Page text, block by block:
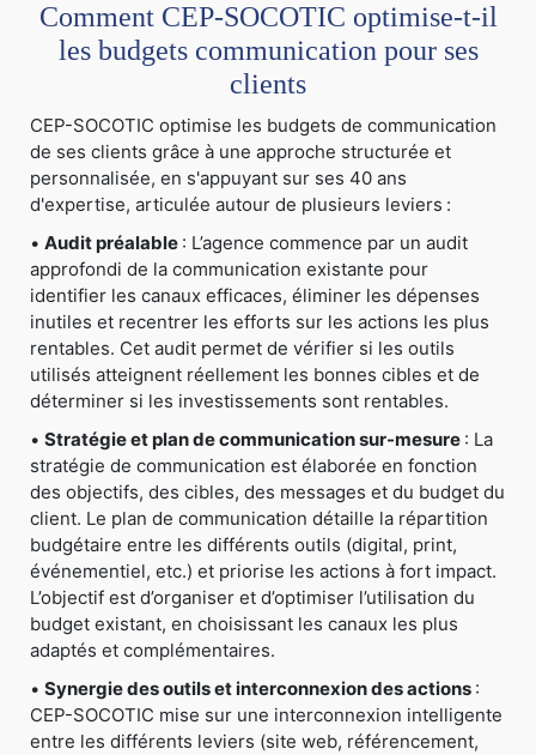
Comment CEP-SOCOTIC optimise-t-il
les budgets communication pour ses
clients
CEP-SOCOTIC optimise les budgets de communication
de ses clients grâce à une approche structurée et
personnalisée, en s'appuyant sur ses 40 ans
d'expertise, articulée autour de plusieurs leviers :
• Audit préalable : L’agence commence par un audit
approfondi de la communication existante pour
identifier les canaux efficaces, éliminer les dépenses
inutiles et recentrer les efforts sur les actions les plus
rentables. Cet audit permet de vérifier si les outils
utilisés atteignent réellement les bonnes cibles et de
déterminer si les investissements sont rentables.
• Stratégie et plan de communication sur-mesure : La
stratégie de communication est élaborée en fonction
des objectifs, des cibles, des messages et du budget du
client. Le plan de communication détaille la répartition
budgétaire entre les différents outils (digital, print,
événementiel, etc.) et priorise les actions à fort impact.
L’objectif est d’organiser et d’optimiser l’utilisation du
budget existant, en choisissant les canaux les plus
adaptés et complémentaires.
• Synergie des outils et interconnexion des actions :
CEP-SOCOTIC mise sur une interconnexion intelligente
entre les différents leviers (site web, référencement,